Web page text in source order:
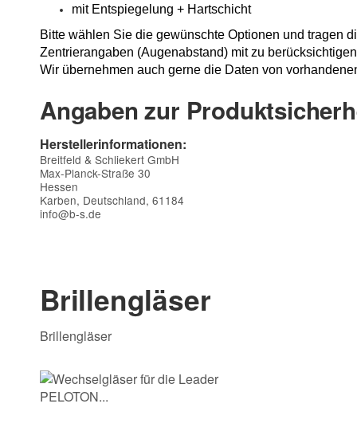
mit Entspiegelung + Hartschicht
Bitte wählen Sie die gewünschte Optionen und tragen
Zentrierangaben (Augenabstand) mit zu
Wir übernehmen auch gerne die Daten von
Angaben zur
Herstellerinformationen:
Breitfeld & Schliekert GmbH
Max-Planck-Straße 30
Hessen
Karben, Deutschland, 61184
info@b-s.de
E-Mail
Brillengläser
Brillengläser